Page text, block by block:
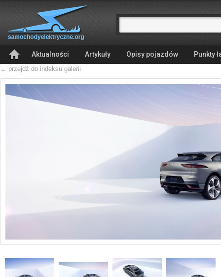
Aktualności Artykuły Opisy pojazdów Punkty
← przejdź do indeksu galerii